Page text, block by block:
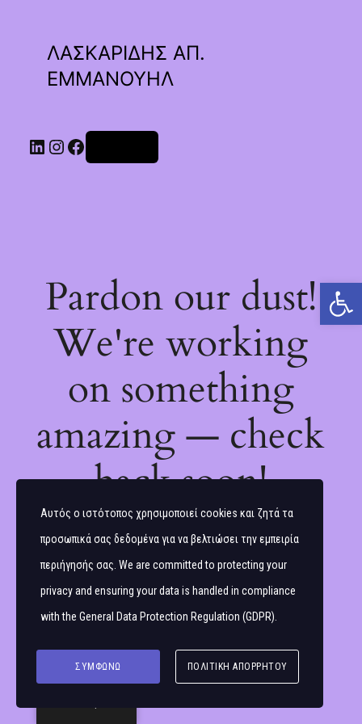
Ανοίξτε τη γραμμή εργαλείων
ΛΑΣΚΑΡΙΔΗΣ ΑΠ.
ΕΜΜΑΝΟΥΗΛ
Linkedin
Instagram
Facebook
Pardon our dust!
We're working
on something
amazing — check
back soon!
Αυτός ο ιστότοπος χρησιμοποιεί cookies και ζητά τα
προσωπικά σας δεδομένα για να βελτιώσει την εμπειρία
περιήγησής σας. We are committed to protecting your
privacy and ensuring your data is handled in compliance
with the General Data Protection Regulation (GDPR)
ΣΥΜΦΩΝΏ ΠΟΛΙΤΙΚΉ ΑΠΟΡΡΉΤΟΥ